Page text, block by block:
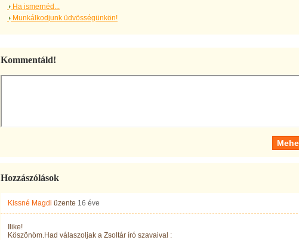
Ha ismernéd...
Munkálkodjunk üdvösségünkön!
Kommentáld!
Hozzászólások
Kissné Magdi üzente 16 éve
Ilike!
Köszönöm.Had válaszoljak a Zsoltár író szavaival :